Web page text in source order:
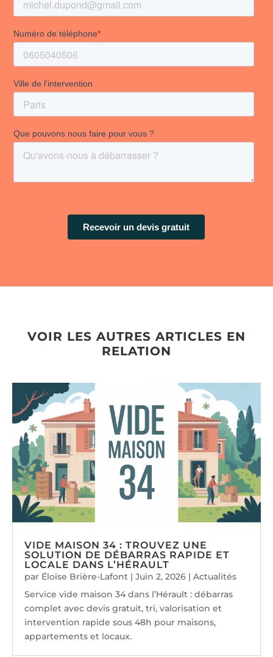
VOIR LES AUTRES ARTICLES EN
RELATION
VIDE MAISON 34 : TROUVEZ UNE
SOLUTION DE DÉBARRAS RAPIDE ET
LOCALE DANS L’HÉRAULT
par Éloïse Brière-Lafont |Juin 2, 2026 |Actualités
Service vide maison 34 dans l’Hérault : débarras
complet avec devis gratuit, tri, valorisation et
intervention rapide sous 48h pour maisons,
appartements et locaux.